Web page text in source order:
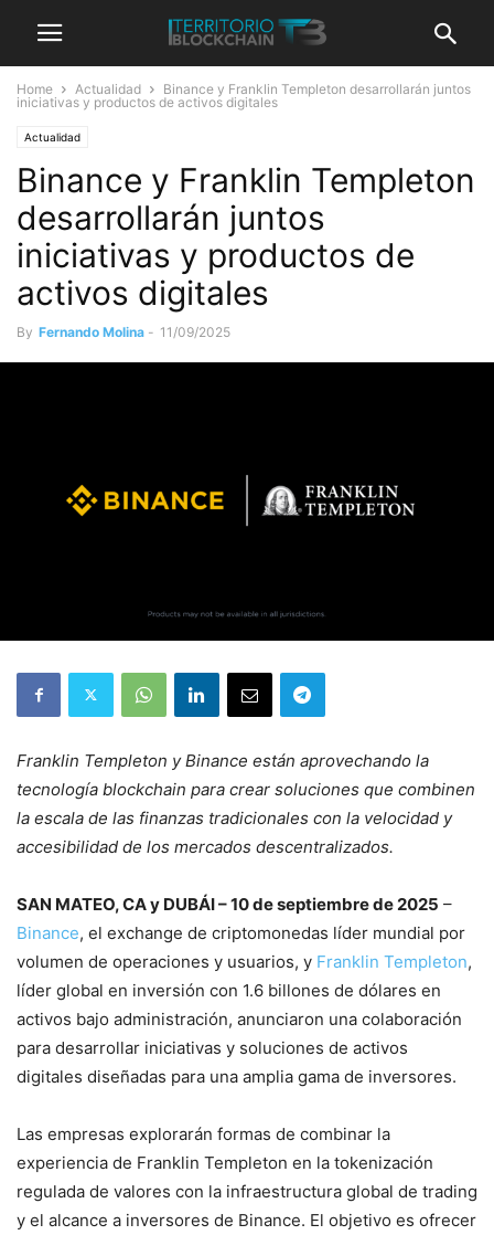
Home Actualidad
Binance y Franklin Templeton desarrollarán juntos
iniciativas y productos de activos digitales
Actualidad
Binance y Franklin Templeton
desarrollarán juntos
iniciativas y productos de
activos digitales
By Fernando Molina - 11/09/2025
Franklin Templeton y Binance están aprovechando la
tecnología blockchain para crear soluciones que combinen
la escala de las finanzas tradicionales con la velocidad y
accesibilidad de los mercados descentralizados.
SAN MATEO, CA y DUBÁI – 10 de septiembre de 2025 –
Binance, el exchange de criptomonedas líder mundial por
volumen de operaciones y usuarios, y Franklin Templeton,
líder global en inversión con 1.6 billones de dólares en
activos bajo administración, anunciaron una colaboración
para desarrollar iniciativas y soluciones de activos
digitales diseñadas para una amplia gama de inversores.
Las empresas explorarán formas de combinar la
experiencia de Franklin Templeton en la tokenización
regulada de valores con la infraestructura global de trading
y el alcance a inversores de Binance. El objetivo es ofrecer